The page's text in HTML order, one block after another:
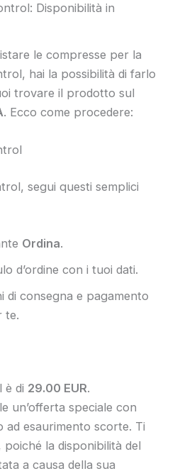
Disponibilità in
le compresse per la
hai la possibilità di farlo
trovare il prodotto sul
. Ecco come procedere:
segui questi semplici
Ordina.
d’ordine con i tuoi dati.
di consegna e pagamento
te.
è di 29.00 EUR.
un’offerta speciale con
ad esaurimento scorte. Ti
la disponibilità del
a causa della sua